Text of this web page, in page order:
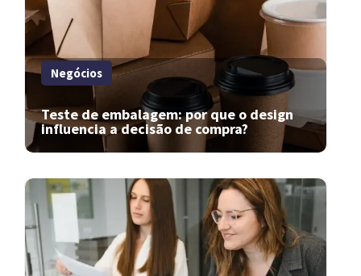
Negócios
Teste de embalagem: por que o design
influencia a decisão de compra?